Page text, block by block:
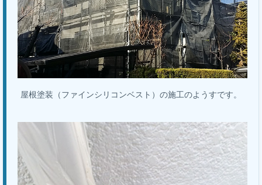
屋根塗装（ファインシリコンベスト）の施工のようすです。